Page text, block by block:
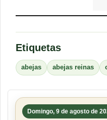
Etiquetas
abejas abejas reinas
Domingo, 9 de agosto de